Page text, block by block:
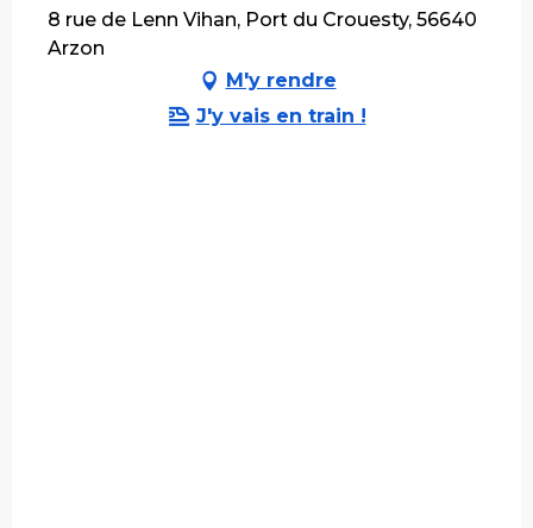
8 rue de Lenn Vihan, Port du Crouesty, 56640
Arzon
M'y rendre
J'y vais en train !